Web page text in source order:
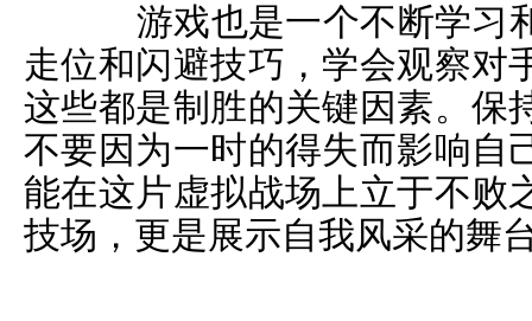
游戏也是一个不断学习
走位和闪避技巧，学会观察对
这些都是制胜的关键因素。保
不要因为一时的得失而影响自
能在这片虚拟战场上立于不败
技场，更是展示自我风采的舞